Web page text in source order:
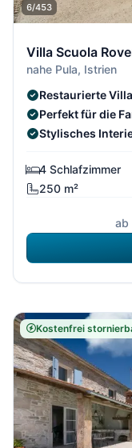
6/453
Villa Scuola
nahe Pula, Istrien
Restaurierte
Perfekt für die
Stylisches
4 Schlafzimmer
250 m²
ab
Kostenfrei